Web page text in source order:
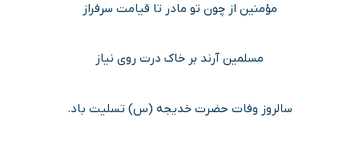
مؤمنین از چون تو مادر تا قیامت سرفراز
مسلمین آرند بر خاک درت روی نیاز
سالروز وفات حضرت خدیجه (س) تسلیت باد.